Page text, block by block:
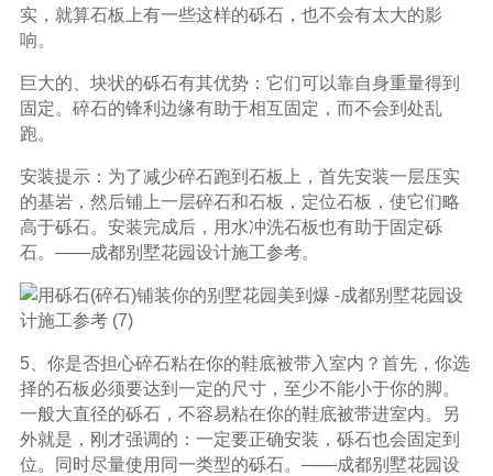
实，就算石板上有一些这样的砾石，也不会有太大的影
响。
巨大的、块状的砾石有其优势：它们可以靠自身重量得到
固定。碎石的锋利边缘有助于相互固定，而不会到处乱
跑。
安装提示：为了减少碎石跑到石板上，首先安装一层压实
的基岩，然后铺上一层碎石和石板，定位石板，使它们略
高于砾石。安装完成后，用水冲洗石板也有助于固定砾
石。——成都别墅花园设计施工参考。
5、你是否担心碎石粘在你的鞋底被带入室内？首先，你选
择的石板必须要达到一定的尺寸，至少不能小于你的脚。
一般大直径的砾石，不容易粘在你的鞋底被带进室内。另
外就是，刚才强调的：一定要正确安装，砾石也会固定到
位。同时尽量使用同一类型的砾石。——成都别墅花园设